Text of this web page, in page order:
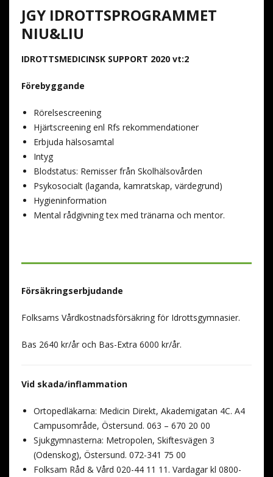
JGY IDROTTSPROGRAMMET
NIU&LIU
IDROTTSMEDICINSK SUPPORT 2020 vt:2
Förebyggande
Rörelsescreening
Hjärtscreening enl Rfs rekommendationer
Erbjuda hälsosamtal
Intyg
Blodstatus: Remisser från Skolhälsovården
Psykosocialt (laganda, kamratskap, värdegrund)
Hygieninformation
Mental rådgivning tex med tränarna och mentor.
Försäkringserbjudande
Folksams Vårdkostnadsförsäkring för Idrottsgymnasier.
Bas 2640 kr/år och Bas-Extra 6000 kr/år.
Vid skada/inflammation
Ortopedläkarna: Medicin Direkt, Akademigatan 4C. A4
Campusområde, Östersund. 063 – 670 20 00
Sjukgymnasterna: Metropolen, Skiftesvägen 3
(Odenskog), Östersund. 072-341 75 00
Folksam Råd & Vård 020-44 11 11. Vardagar kl 0800-